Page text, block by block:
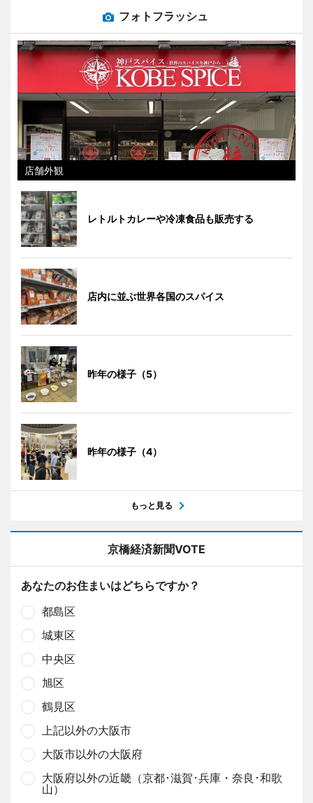
フォトフラッシュ
店舗外観
レトルトカレーや冷凍食品も販売する
店内に並ぶ世界各国のスパイス
昨年の様子（5）
昨年の様子（4）
もっと見る
京橋経済新聞VOTE
あなたのお住まいはどちらですか？
都島区
城東区
中央区
旭区
鶴見区
上記以外の大阪市
大阪市以外の大阪府
大阪府以外の近畿（京都･滋賀･兵庫・奈良･和歌
山）